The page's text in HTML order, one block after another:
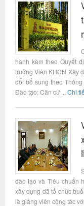
hành kèm theo Quyết
trưởng Viện KHCN Xây
đổi bổ sung theo
Đào tạo; Căn cứ ... Chi
đào tạo và Tiêu chuẩn
xây dựng đã tổ chức
là giảng viên cộng tác